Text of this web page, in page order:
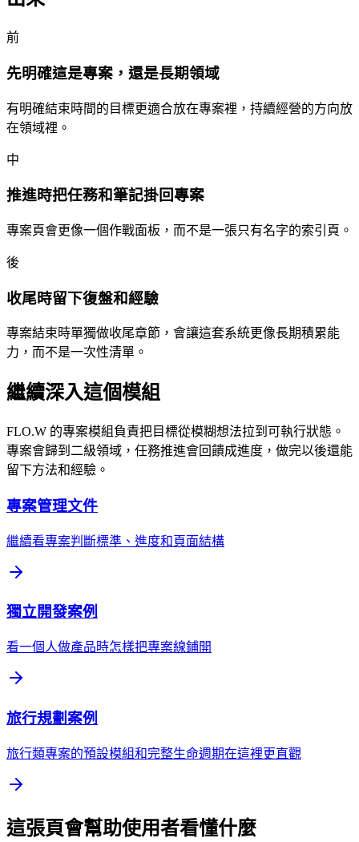
前
先明確這是專案，還是長期領域
有明確結束時間的目標更適合放在專案裡，持續經營的方向放
在領域裡。
中
推進時把任務和筆記掛回專案
專案頁會更像一個作戰面板，而不是一張只有名字的索引頁。
後
收尾時留下復盤和經驗
專案結束時單獨做收尾章節，會讓這套系統更像長期積累能
力，而不是一次性清單。
繼續深入這個模組
FLO.W 的專案模組負責把目標從模糊想法拉到可執行狀態。
專案會歸到二級領域，任務推進會回饋成進度，做完以後還能
留下方法和經驗。
專案管理文件
繼續看專案判斷標準、進度和頁面結構
獨立開發案例
看一個人做產品時怎樣把專案線鋪開
旅行規劃案例
旅行類專案的預設模組和完整生命週期在這裡更直觀
這張頁會幫助使用者看懂什麼